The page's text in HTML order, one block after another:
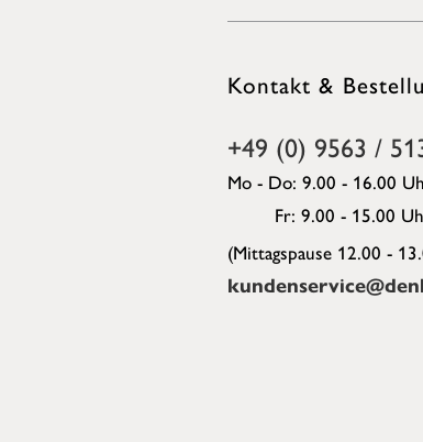
Kontakt &
+49 (0) 9563 /
Mo - Do: 9.00 - 16.00
Fr: 9.00 - 15.00
(Mittagspause 12.00 -